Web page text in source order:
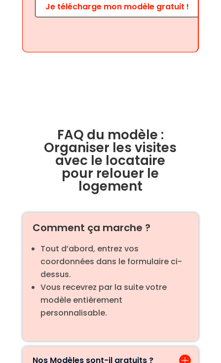
Je télécharge mon modèle gratuit !
FAQ du modèle :
Organiser les visites
avec le locataire
pour relouer le
logement
Comment ça marche ?
Tout d’abord, entrez vos
coordonnées dans le formulaire ci-
dessus.
Vous recevrez par la suite votre
modèle entièrement
personnalisable.
Nos Modèles sont-il gratuits ?